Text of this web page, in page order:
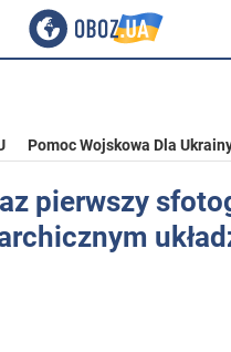
Pomoc Wojskowa Dla
pierwszy